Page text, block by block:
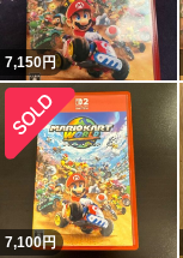
7,150円
7,100円